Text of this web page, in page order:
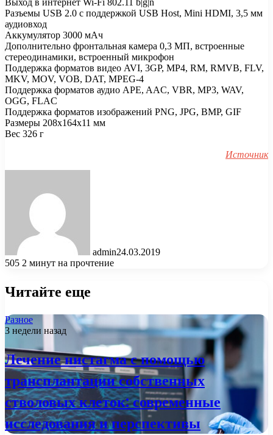
Разъемы USB 2.0 с поддержкой USB Host, Mini HDMI, 3,5 мм
аудиовход
Аккумулятор 3000 мАч
Дополнительно фронтальная камера 0,3 МП, встроенные
стереодинамики, встроенный микрофон
Поддержка форматов видео AVI, 3GP, MP4, RM, RMVB, FLV,
MKV, MOV, VOB, DAT, MPEG-4
Поддержка форматов аудио APE, AAC, VBR, MP3, WAV,
OGG, FLAC
Поддержка форматов изображений PNG, JPG, BMP, GIF
Размеры 208x164x11 мм
Вес 326 г
Источник
admin24.03.2019
505 2 минут на прочтение
Читайте еще
Разное
3 недели назад
Лечение нистагма с помощью
трансплантации собственных
стволовых клеток: современные
исследования и перспективы